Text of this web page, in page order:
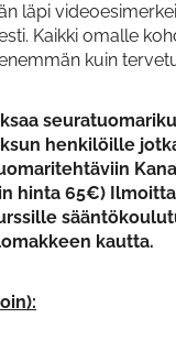
läpi
Kaikki omalle
kuin
henkilöille
hinta 65€)
kautta.